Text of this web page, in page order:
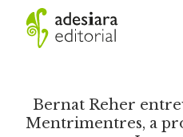
Bernat Reher
Mentrimentres, a